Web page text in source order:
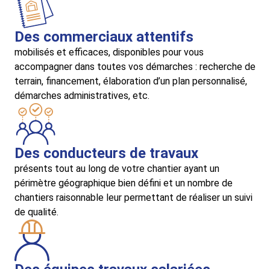
Des commerciaux attentifs
mobilisés et efficaces, disponibles pour vous
accompagner dans toutes vos démarches : recherche de
terrain, financement, élaboration d’un plan personnalisé,
démarches administratives, etc.
Des conducteurs de travaux
présents tout au long de votre chantier ayant un
périmètre géographique bien défini et un nombre de
chantiers raisonnable leur permettant de réaliser un suivi
de qualité.